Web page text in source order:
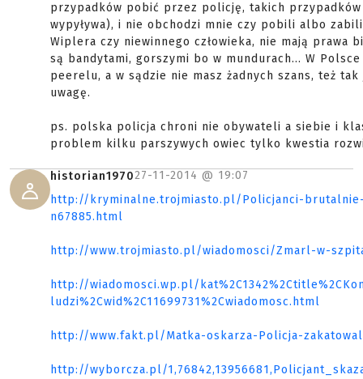
przypadków pobić przez policję, takich
wypyływa), i nie obchodzi mnie czy pobili albo
Wiplera czy niewinnego człowieka, nie mają prawa
są bandytami, gorszymi bo w mundurach... W
peerelu, a w sądzie nie masz żadnych szans, też
uwagę.
ps. polska policja chroni nie obywateli a siebie i
problem kilku parszywych owiec tylko kwestia
historian197027-11-2014 @ 19:07
http://kryminalne.trojmiasto.pl/Policjanci-
n67885.html
http://www.trojmiasto.pl/wiadomosci/Zmarl-w-
http://wiadomosci.wp.pl/
ludzi%2Cwid%2C11699731%2Cwiadomosc.html
http://www.fakt.pl/Matka-oskarza-Policja-
http://wyborcza.pl/